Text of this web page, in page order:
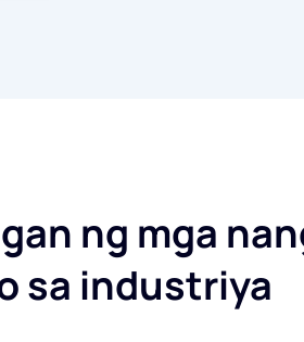
ng mga
sa industriya